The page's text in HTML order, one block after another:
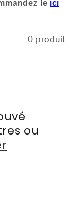
le ici
0 produit
ou